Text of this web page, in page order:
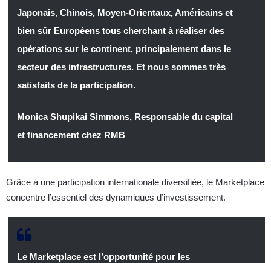
Japonais, Chinois, Moyen-Orientaux, Américains et
bien sûr Européens tous cherchant à réaliser des
opérations sur le continent, principalement dans le
secteur des infrastructures. Et nous sommes très
satisfaits de la participation.
Monica Shupikai Simmons, Responsable du capital
et financement chez RMB
Grâce à une participation internationale diversifiée, le Marketplace
concentre l’essentiel des dynamiques d’investissement.
Le Marketplace est l’opportunité pour les